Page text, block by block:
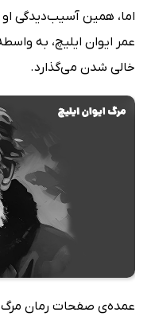
اما، همین آسیب‌دیدگی
عمر ایوان ایلیچ، به
خالی شدن می‌گذارد.
عمده‌ی صفحات رمان مرگ